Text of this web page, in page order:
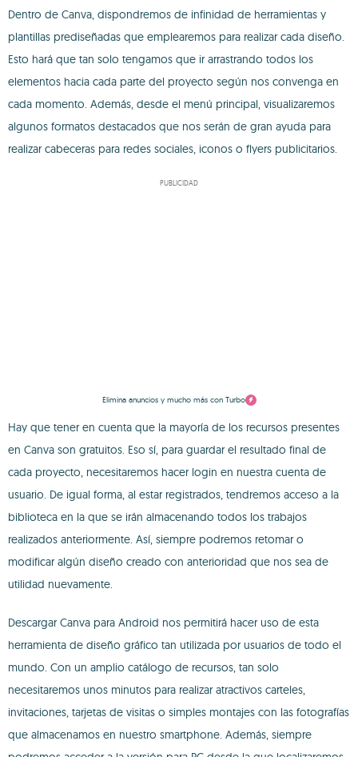
Dentro de Canva, dispondremos de infinidad de herramientas y
plantillas prediseñadas que emplearemos para realizar cada diseño.
Esto hará que tan solo tengamos que ir arrastrando todos los
elementos hacia cada parte del proyecto según nos convenga en
cada momento. Además, desde el menú principal, visualizaremos
algunos formatos destacados que nos serán de gran ayuda para
realizar cabeceras para redes sociales, iconos o flyers publicitarios.
PUBLICIDAD
Elimina anuncios y mucho más con Turbo
Hay que tener en cuenta que la mayoría de los recursos presentes
en Canva son gratuitos. Eso sí, para guardar el resultado final de
cada proyecto, necesitaremos hacer login en nuestra cuenta de
usuario. De igual forma, al estar registrados, tendremos acceso a la
biblioteca en la que se irán almacenando todos los trabajos
realizados anteriormente. Así, siempre podremos retomar o
modificar algún diseño creado con anterioridad que nos sea de
utilidad nuevamente.
Descargar Canva para Android nos permitirá hacer uso de esta
herramienta de diseño gráfico tan utilizada por usuarios de todo el
mundo. Con un amplio catálogo de recursos, tan solo
necesitaremos unos minutos para realizar atractivos carteles,
invitaciones, tarjetas de visitas o simples montajes con las fotografías
que almacenamos en nuestro smartphone. Además, siempre